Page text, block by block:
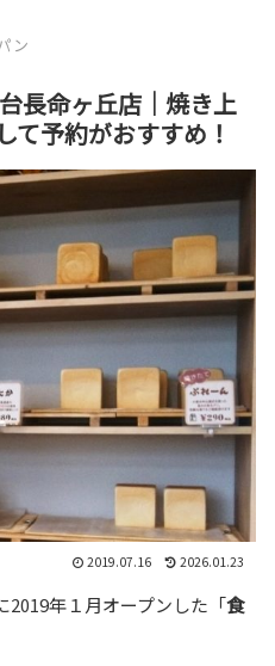
ン
長命ヶ丘店｜焼き上
て予約がおすすめ！
2019.07.16 2026.01.23
2019年１月オープンした「食